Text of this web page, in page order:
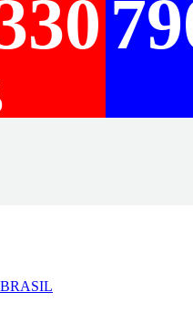
BRASIL